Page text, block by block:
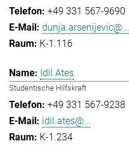
+49 331 567-9690
dunja.arsenijevic@...
K-1.116
Idil Ates
Studentische Hilfskraft
+49 331 567-9238
idil.ates@...
K-1.234